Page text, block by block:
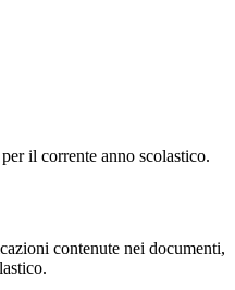
il corrente anno scolastico.
contenute nei documenti,